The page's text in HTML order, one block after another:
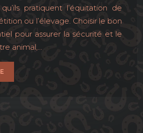
pratiquent l’équitation de
ou l’élevage. Choisir le bon
pour assurer la sécurité et le
animal,…